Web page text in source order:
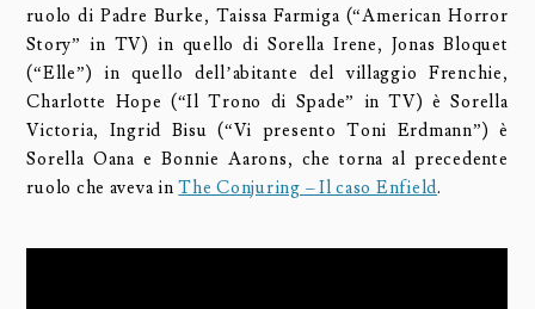
ruolo di Padre Burke, Taissa Farmiga (“American Horror
Story” in TV) in quello di Sorella Irene, Jonas Bloquet
(“Elle”) in quello dell’abitante del villaggio Frenchie,
Charlotte Hope (“Il Trono di Spade” in TV) è Sorella
Victoria, Ingrid Bisu (“Vi presento Toni Erdmann”) è
Sorella Oana e Bonnie Aarons, che torna al precedente
ruolo che aveva inThe Conjuring – Il caso Enfield.